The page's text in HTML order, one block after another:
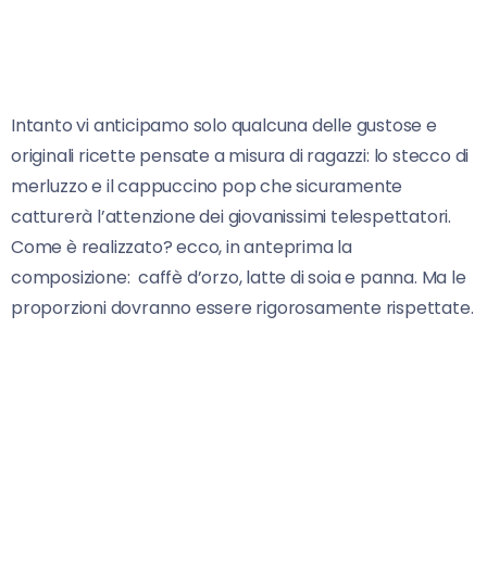
Intanto vi anticipamo solo qualcuna delle gustose e
originali ricette pensate a misura di ragazzi: lo stecco di
merluzzo e il cappuccino pop che sicuramente
catturerà l’attenzione dei giovanissimi telespettatori.
Come è realizzato? ecco, in anteprima la
composizione: caffè d’orzo, latte di soia e panna. Ma le
proporzioni dovranno essere rigorosamente rispettate.